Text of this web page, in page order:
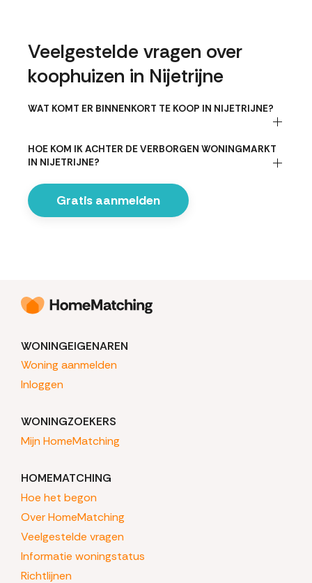
Veelgestelde vragen over
koophuizen in Nijetrijne
WAT KOMT ER BINNENKORT TE KOOP IN NIJETRIJNE?
HOE KOM IK ACHTER DE VERBORGEN WONINGMARKT
IN NIJETRIJNE?
Gratis aanmelden
WONINGEIGENAREN
Woning aanmelden
Inloggen
WONINGZOEKERS
Mijn HomeMatching
HOMEMATCHING
Hoe het begon
Over HomeMatching
Veelgestelde vragen
Informatie woningstatus
Richtlijnen